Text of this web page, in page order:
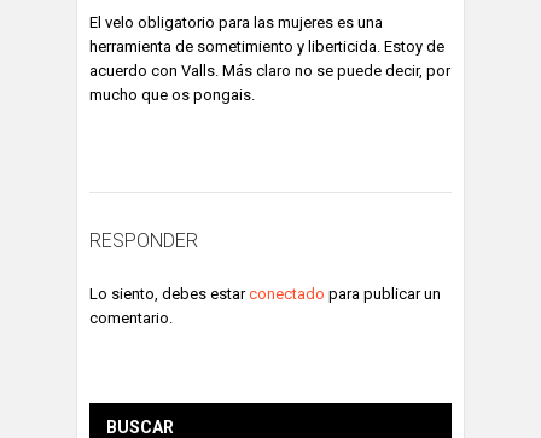
El velo obligatorio para las mujeres es una
herramienta de sometimiento y liberticida. Estoy de
acuerdo con Valls. Más claro no se puede decir, por
mucho que os pongais.
RESPONDER
Lo siento, debes estarconectado para publicar un
comentario.
BUSCAR